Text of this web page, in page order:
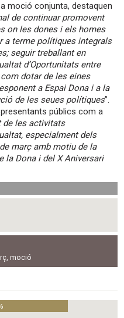
moció conjunta, destaquen
de continuar promovent
on les dones i els homes
a terme polítiques integrals
seguir treballant en
d’Oportunitats entre
dotar de les eines
a Espai Dona i a la
de les seues polítiques”.
públics com a
de les activitats
especialment dels
març amb motiu de la
la Dona i del X Aniversari
moció